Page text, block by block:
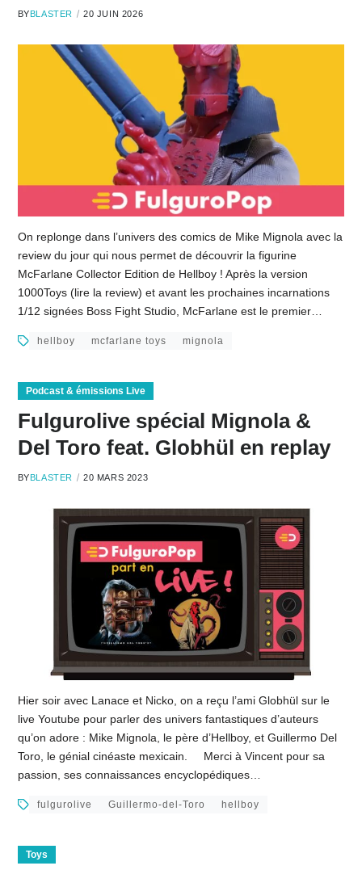
BYBLASTER 20 JUIN 2026
On replonge dans l’univers des comics de Mike Mignola avec la
review du jour qui nous permet de découvrir la figurine
McFarlane Collector Edition de Hellboy ! Après la version
1000Toys (lire la review) et avant les prochaines incarnations
1/12 signées Boss Fight Studio, McFarlane est le premier…
hellboy mcfarlane toys mignola
Podcast & émissions Live
Fulgurolive spécial Mignola &
Del Toro feat. Globhül en replay
BYBLASTER 20 MARS 2023
Hier soir avec Lanace et Nicko, on a reçu l’ami Globhül sur le
live Youtube pour parler des univers fantastiques d’auteurs
qu’on adore : Mike Mignola, le père d’Hellboy, et Guillermo Del
Toro, le génial cinéaste mexicain. Merci à Vincent pour sa
passion, ses connaissances encyclopédiques…
fulgurolive Guillermo-del-Toro hellboy
Toys